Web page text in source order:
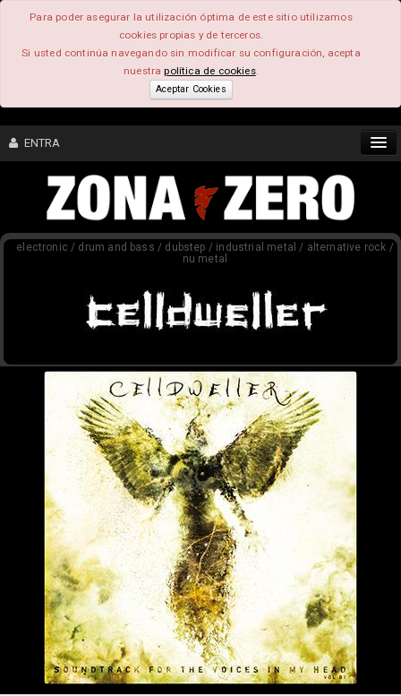
Para poder asegurar la utilización óptima de este sitio utilizamos
cookies propias y de terceros.
Si usted continúa navegando sin modificar su configuración, acepta
nuestrapolítica de cookies.
Aceptar Cookies
ENTRA
CONTENIDO
FEEEDBACK
electronic / drum and bass / dubstep / industrial metal / alternative rock /
nu metal